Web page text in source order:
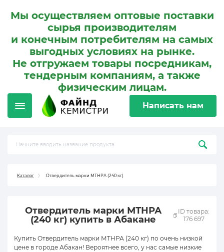
Мы осуществляем оптовые поставки
сырья производителям
и конечным потребителям на самых
выгодных условиях на рынке.
Не отгружаем товары посредникам,
тендерным компаниям, а также
физическим лицам.
Написать нам
Каталог Отвердитель марки МТНРА (240 кг)
Отвердитель марки МТНРА
(240 кг) купить в Абакане
ID товара:
176 697
Купить Отвердитель марки МТНРА (240 кг) по очень низкой
цене в городе Абакан! Вероятнее всего, у нас самые низкие